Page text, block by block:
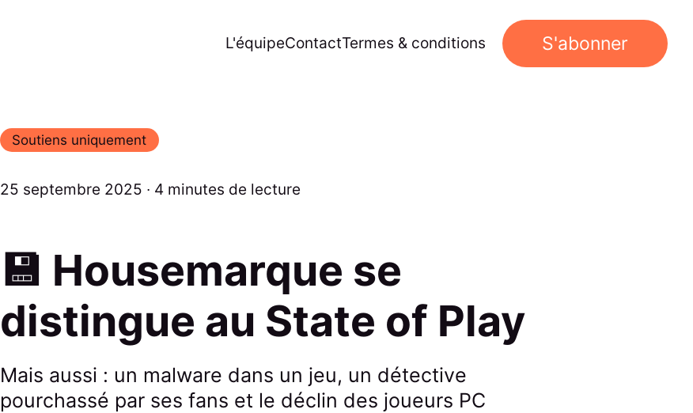
L'équipeContactTermes & conditions S'abonner
Soutiens uniquement
25 septembre 2025 ∙ 4 minutes de lecture
💾 Housemarque se
distingue au State of Play
Mais aussi : un malware dans un jeu, un détective
pourchassé par ses fans et le déclin des joueurs PC